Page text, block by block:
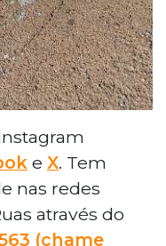
e X. Tem
nas redes
através do
(chame